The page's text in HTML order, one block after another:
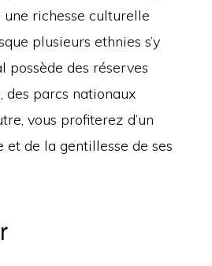
richesse culturelle
plusieurs ethnies s’y
possède des réserves
des parcs nationaux
vous profiterez d’un
de la gentillesse de ses